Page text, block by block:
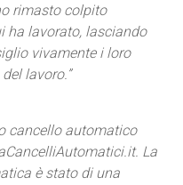
rimasto colpito
ha lavorato, lasciando
vivamente i loro
lavoro.”
cancello automatico
La
è stato di una